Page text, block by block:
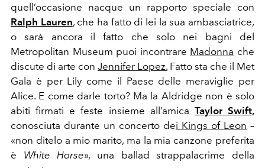
quell’occasione nacque un rapporto speciale con
Ralph Lauren,che ha fatto di lei la sua ambasciatrice,
o sarà ancora il fatto che solo nei bagni del
Metropolitan Museum puoi incontrare Madonna che
discute di arte con Jennifer Lopez. Fatto sta che il Met
Gala è per Lily come il Paese delle meraviglie per
Alice. E come darle torto? Ma la Aldridge non è solo
abiti firmati e feste insieme all’amica Taylor Swift,
conosciuta durante un concerto dei Kings of Leon –
«non ditelo a mio marito, ma la mia canzone preferita
è White Horse», una ballad strappalacrime della